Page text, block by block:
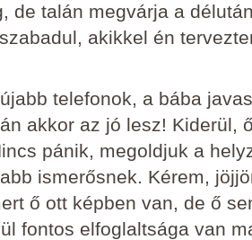
de talán megvárja a
akikkel én
telefonok, a bába
akkor az jó lesz! Kiderül,
pánik, megoldjuk a
ismerősnek. Kérem,
ő ott képben van, de ő
fontos elfoglaltsága van